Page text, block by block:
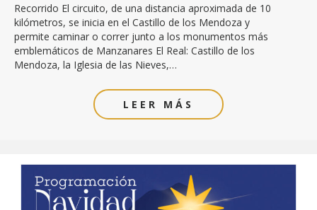
Recorrido El circuito, de una distancia aproximada de 10
kilómetros, se inicia en el Castillo de los Mendoza y
permite caminar o correr junto a los monumentos más
emblemáticos de Manzanares El Real: Castillo de los
Mendoza, la Iglesia de las Nieves,…
LEER MÁS